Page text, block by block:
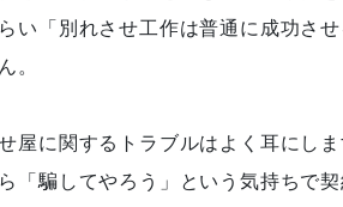
い「別れさせ工作は普通に成功さ
。
屋に関するトラブルはよく耳にしま
「騙してやろう」という気持ちで